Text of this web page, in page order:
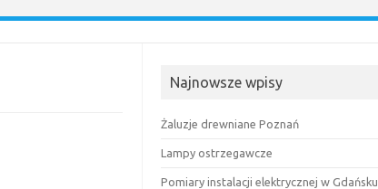
Najnowsze wpisy
Żaluzje drewniane Poznań
Lampy ostrzegawcze
Pomiary instalacji elektrycznej w Gdańsku